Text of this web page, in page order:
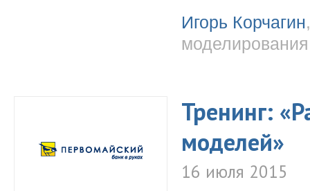
Игорь Корчагин
моделирования
Тренинг:
моделей»
16 июля 2015